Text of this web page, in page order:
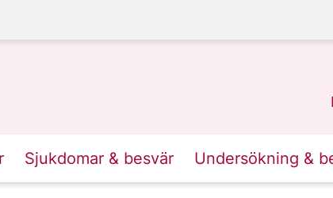
Sjukdomar & besvär Undersökning &